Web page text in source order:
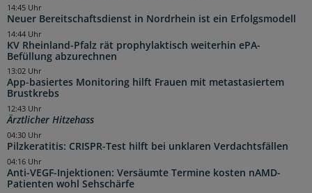
Neuer Bereitschaftsdienst in Nordrhein ist ein Erfolgsmodell
14:45 Uhr
KV Rheinland-Pfalz rät prophylaktisch weiterhin ePA-
Befüllung abzurechnen
14:44 Uhr
App-basiertes Monitoring hilft Frauen mit metastasiertem
Brustkrebs
13:02 Uhr
Ärztlicher Hitzehass
12:43 Uhr
Pilzkeratitis: CRISPR-Test hilft bei unklaren Verdachtsfällen
04:30 Uhr
Anti-VEGF-Injektionen: Versäumte Termine kosten nAMD-
Patienten wohl Sehschärfe
04:16 Uhr